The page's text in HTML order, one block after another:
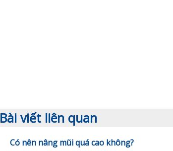
Bài viết liên quan
Có nên nâng mũi quá cao không?